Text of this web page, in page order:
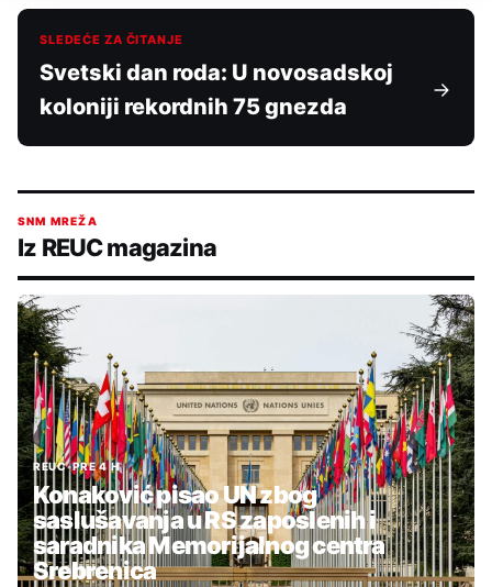
SLEDEĆE ZA ČITANJE
Svetski dan roda: U novosadskoj
koloniji rekordnih 75 gnezda
SNM MREŽA
Iz REUC magazina
REUC•PRE 4 H
Konaković pisao UN zbog
saslušavanja u RS zaposlenih i
saradnika Memorijalnog centra
Srebrenica